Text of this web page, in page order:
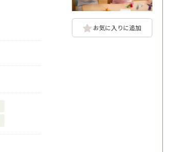
お気に入りに追加